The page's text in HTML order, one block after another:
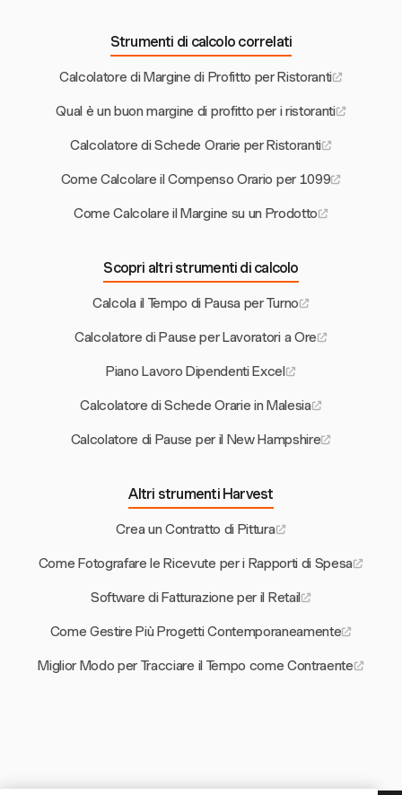
Strumenti di calcolo correlati
Calcolatore di Margine di Profitto per Ristoranti
Qual è un buon margine di profitto per i ristoranti
Calcolatore di Schede Orarie per Ristoranti
Come Calcolare il Compenso Orario per 1099
Come Calcolare il Margine su un Prodotto
Scopri altri strumenti di calcolo
Calcola il Tempo di Pausa per Turno
Calcolatore di Pause per Lavoratori a Ore
Piano Lavoro Dipendenti Excel
Calcolatore di Schede Orarie in Malesia
Calcolatore di Pause per il New Hampshire
Altri strumenti Harvest
Crea un Contratto di Pittura
Come Fotografare le Ricevute per i Rapporti di Spesa
Software di Fatturazione per il Retail
Come Gestire Più Progetti Contemporaneamente
Miglior Modo per Tracciare il Tempo come Contraente